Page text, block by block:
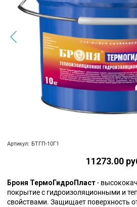
Артикул: БТГП-10Г1
11273.00
Броня ТермоГидроПласт-
покрытие с гидроизоляционными и
свойствами. Защищает поверхность